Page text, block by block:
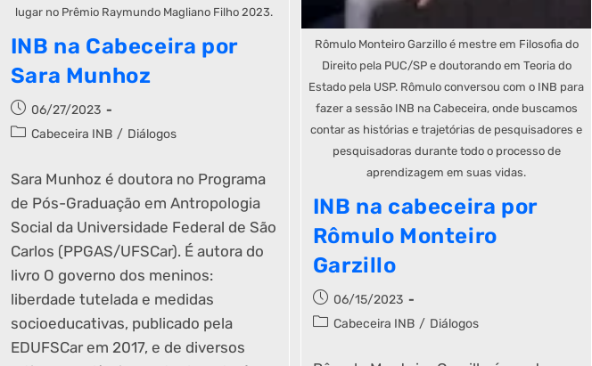
lugar no Prêmio Raymundo Magliano Filho 2023.
INB na Cabeceira por
Sara Munhoz
06/27/2023
Cabeceira INB / Diálogos
Sara Munhoz é doutora no Programa
de Pós-Graduação em Antropologia
Social da Universidade Federal de São
Carlos (PPGAS/UFSCar). É autora do
livro O governo dos meninos:
liberdade tutelada e medidas
socioeducativas, publicado pela
EDUFSCar em 2017, e de diversos
Rômulo Monteiro Garzillo é mestre em Filosofia do
Direito pela PUC/SP e doutorando em Teoria do
Estado pela USP. Rômulo conversou com o INB para
fazer a sessão INB na Cabeceira, onde buscamos
contar as histórias e trajetórias de pesquisadores e
pesquisadoras durante todo o processo de
aprendizagem em suas vidas.
INB na cabeceira por
Rômulo Monteiro
Garzillo
06/15/2023
Cabeceira INB / Diálogos